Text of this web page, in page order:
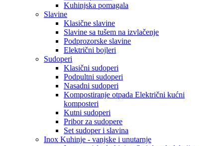
Kuhinjska pomagala
Slavine
Klasične slavine
Slavine sa tušem na izvlačenje
Podprozorske slavine
Električni bojleri
Sudoperi
Klasični sudoperi
Podpultni sudoperi
Nasadni sudoperi
Kompostiranje otpada Električni kućni
komposteri
Kutni sudoperi
Pribor za sudopere
Set sudoper i slavina
Inox Kuhinje - vanjske i unutarnje